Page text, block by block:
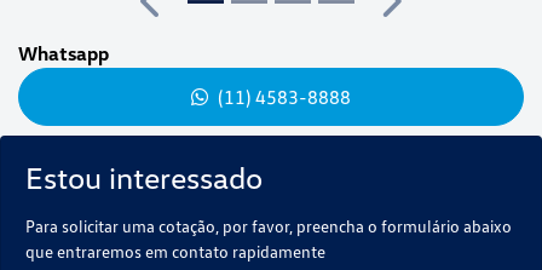
Estou interessado
Para solicitar uma cotação, por favor, preencha o formulário abaixo
que entraremos em contato rapidamente
Anterior
Próximo
Whatsapp
(11) 4583-8888